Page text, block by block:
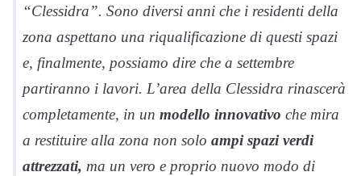
“Clessidra”. Sono diversi anni che i residenti della
zona aspettano una riqualificazione di questi spazi
e, finalmente, possiamo dire che a settembre
partiranno i lavori. L’area della Clessidra rinascerà
completamente, in un modello innovativo che mira
a restituire alla zona non solo ampi spazi verdi
attrezzati, ma un vero e proprio nuovo modo di